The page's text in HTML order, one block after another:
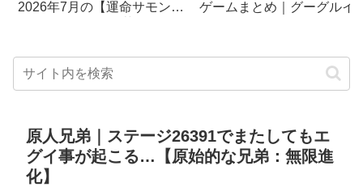
2026年7月の【運命サモン】
ゲームまとめ｜グーグルイ
クetc…
原人兄弟｜ステージ26391でまたしてもエ
グイ事が起こる…【原始的な兄弟：無限進
化】